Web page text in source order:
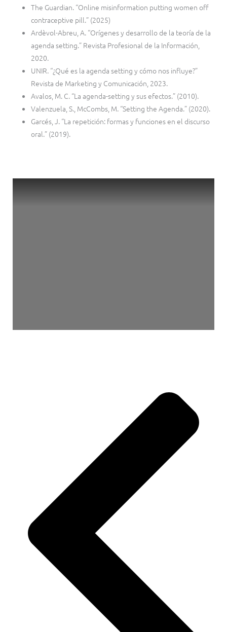
The Guardian. “Online misinformation putting women off
contraceptive pill.” (2025)
Ardèvol-Abreu, A. “Orígenes y desarrollo de la teoría de la
agenda setting.” Revista Profesional de la Información,
2020.
UNIR. “¿Qué es la agenda setting y cómo nos influye?”
Revista de Marketing y Comunicación, 2023.
Avalos, M. C. “La agenda-setting y sus efectos.” (2010).
Valenzuela, S., McCombs, M. “Setting the Agenda.” (2020).
Garcés, J. “La repetición: formas y funciones en el discurso
oral.” (2019).